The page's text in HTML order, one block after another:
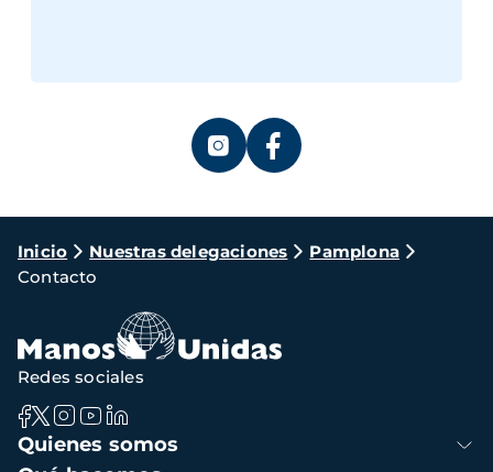
Ruta
de
navegación
Inicio Nuestras delegaciones
Pamplona
Contacto
Navegación
principal
Quienes somos
Redes sociales